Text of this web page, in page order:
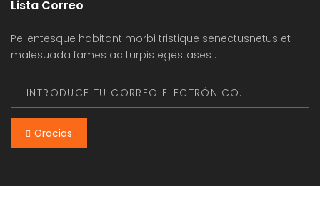
Lista Correo
Pellentesque habitant morbi tristique senectusnetus et
malesuada fames ac turpis egestases .
Gracias